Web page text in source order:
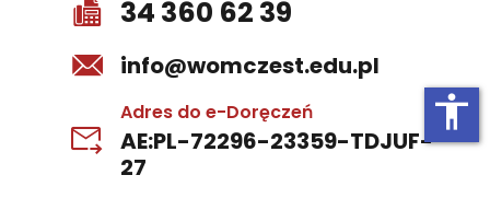
34 360 62 39
info@womczest.edu.pl
Adres do e-Doręczeń
AE:PL-72296-23359-TDJUF-
27
accessibility